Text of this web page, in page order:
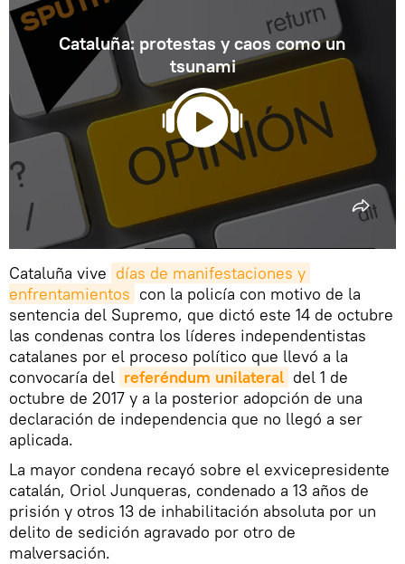
Cataluña: protestas y caos como un
tsunami
Cataluña vive días de manifestaciones y
enfrentamientos con la policía con motivo de la
sentencia del Supremo, que dictó este 14 de octubre
las condenas contra los líderes independentistas
catalanes por el proceso político que llevó a la
convocaría del referéndum unilateral del 1 de
octubre de 2017 y a la posterior adopción de una
declaración de independencia que no llegó a ser
aplicada.
La mayor condena recayó sobre el exvicepresidente
catalán, Oriol Junqueras, condenado a 13 años de
prisión y otros 13 de inhabilitación absoluta por un
delito de sedición agravado por otro de
malversación.